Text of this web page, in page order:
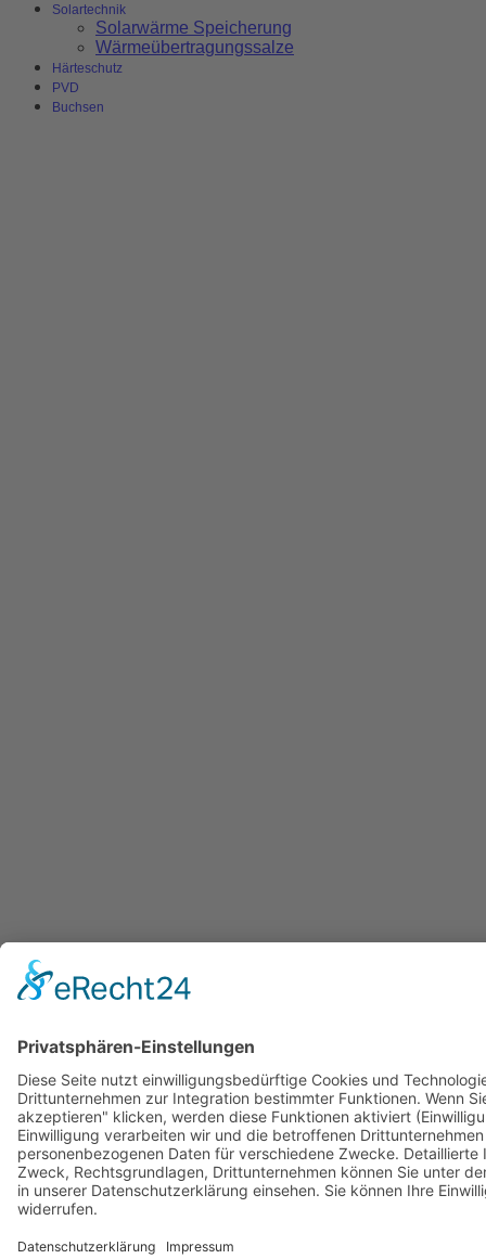
Solartechnik
Solarwärme Speicherung
Wärmeübertragungssalze
Härteschutz
PVD
Buchsen